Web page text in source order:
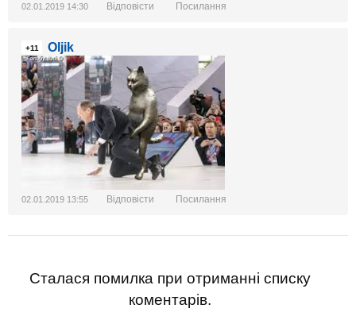
02.01.2019 14:30 Відповісти Посилання
+11 Oljik
02.01.2019 13:55 Відповісти Посилання
Сталася помилка при отриманні списку
коментарів.